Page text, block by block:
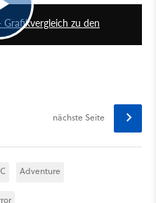
zu den
nächste Seite
Adventure